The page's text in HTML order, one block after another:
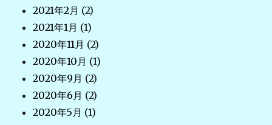
2021年2月 (2)
2021年1月 (1)
2020年11月 (2)
2020年10月 (1)
2020年9月 (2)
2020年6月 (2)
2020年5月 (1)